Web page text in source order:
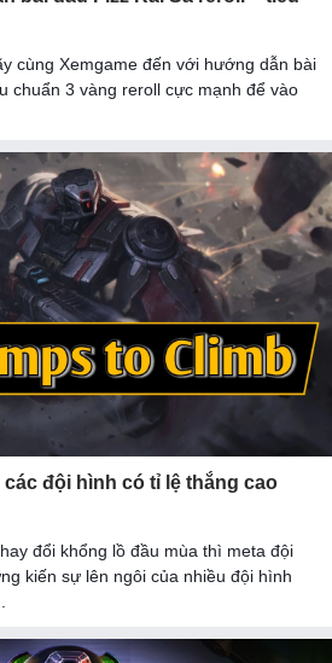
cùng Xemgame đến với hướng dẫn bài
chuẩn 3 vàng reroll cực mạnh để vào
đội hình có tỉ lệ thắng cao
đổi khổng lồ đầu mùa thì meta đội
kiến sự lên ngôi của nhiều đội hình